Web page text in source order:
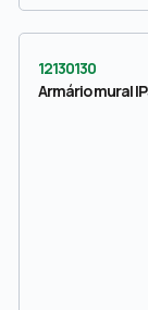
12130130
Armário mural